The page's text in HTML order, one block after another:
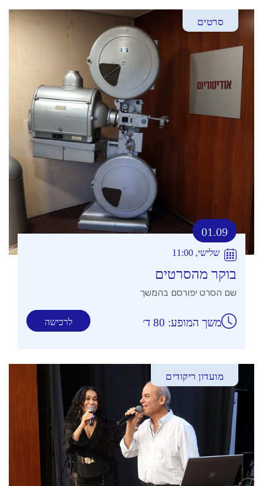
סרטים
01.09
שלישי, 11:00
בוקר מהסרטים
שם הסרט יפורסם בהמשך
לרכישה משך המופע: 80 ד׳
מועדון ריקודים